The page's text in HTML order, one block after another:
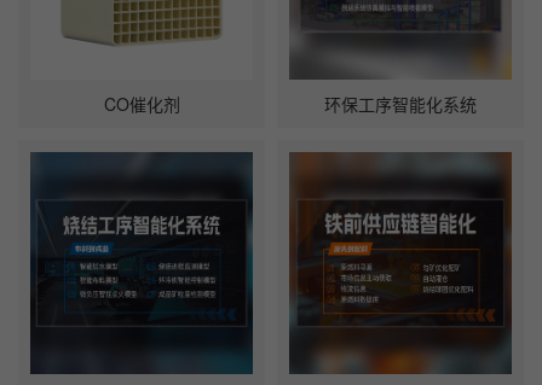
CO催化剂 环保工序智能化系统